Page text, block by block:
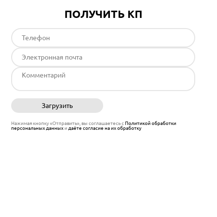
ПОЛУЧИТЬ КП
Загрузить
Нажимая кнопку «Отправить», вы соглашаетесь сПолитикой обработки
персональных данныхи даёте согласие на их обработку